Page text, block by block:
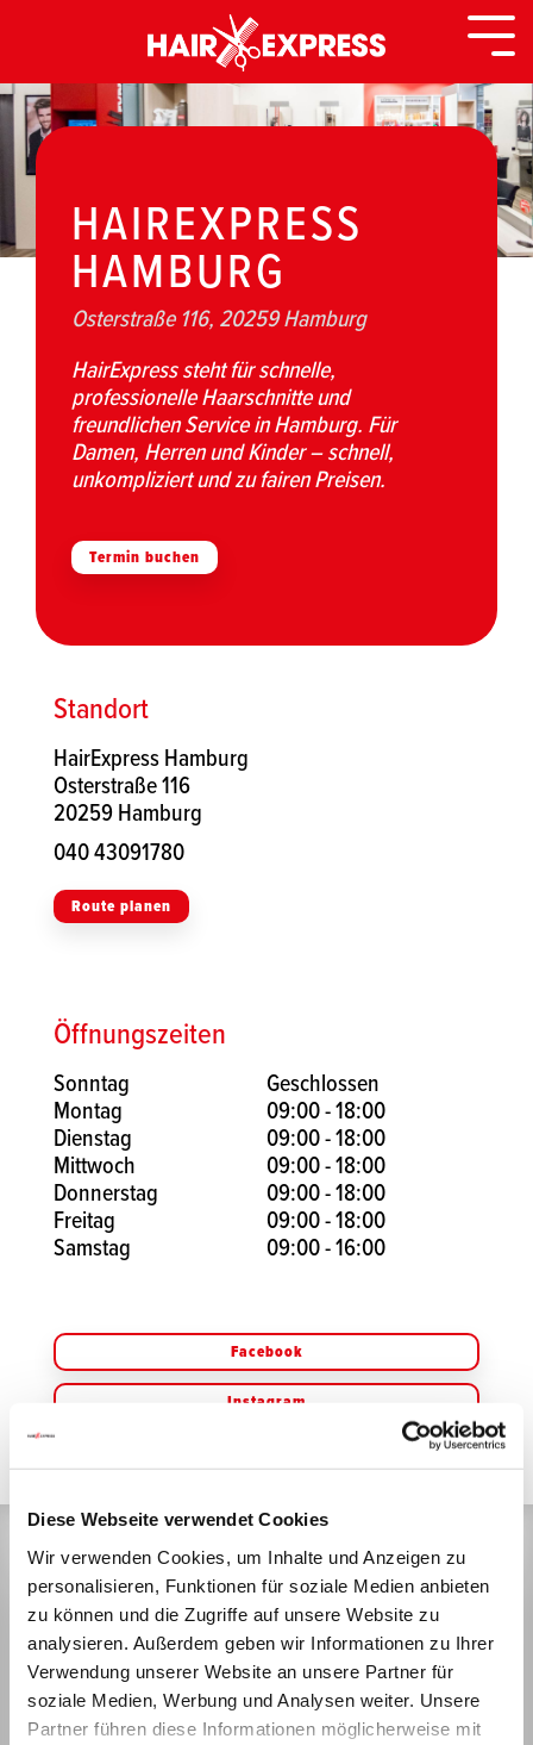
Diese Webseite verwendet Cookies
Wir verwenden Cookies, um Inhalte und Anzeigen zu
personalisieren, Funktionen für soziale Medien anbieten
zu können und die Zugriffe auf unsere Website zu
analysieren. Außerdem geben wir Informationen zu Ihrer
Verwendung unserer Website an unsere Partner für
soziale Medien, Werbung und Analysen weiter. Unsere
Partner führen diese Informationen möglicherweise mit
HAIREXPRESS
HAMBURG
Osterstraße 116, 20259 Hamburg
HairExpress steht für schnelle,
professionelle Haarschnitte und
freundlichen Service in Hamburg. Für
Damen, Herren und Kinder – schnell,
unkompliziert und zu fairen Preisen.
Termin buchen
Standort
HairExpress Hamburg
Osterstraße 116
20259 Hamburg
040 43091780
Route planen
Öffnungszeiten
Sonntag
Geschlossen
Montag
09:00 - 18:00
Dienstag
09:00 - 18:00
Mittwoch
09:00 - 18:00
Donnerstag
09:00 - 18:00
Freitag
09:00 - 18:00
Samstag
09:00 - 16:00
Facebook
Instagram